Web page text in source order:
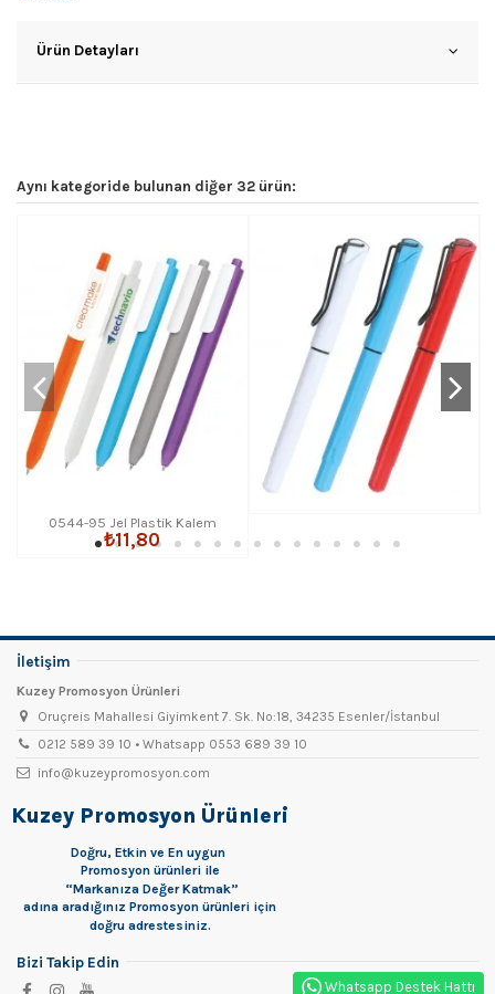
Whatsapp Destek Hattı
Ürün Detayları
Aynı kategoride bulunan diğer 32 ürün:
0544-95 Jel Plastik Kalem
₺11,80
İletişim
Kuzey Promosyon Ürünleri
Oruçreis Mahallesi Giyimkent 7. Sk. No:18, 34235 Esenler/İstanbul
0212 589 39 10 • Whatsapp 0553 689 39 10
info@kuzeypromosyon.com
Kuzey Promosyon Ürünleri
Doğru, Etkin ve En uygun
Promosyon ürünleri ile
“Markanıza Değer Katmak”
adına aradığınız Promosyon ürünleri için
doğru adrestesiniz.
Bizi Takip Edin